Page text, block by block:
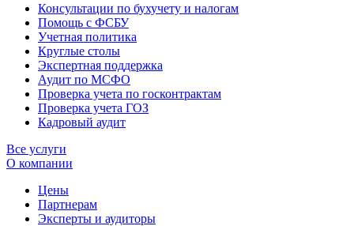
Консультации по бухучету и налогам
Помощь с ФСБУ
Учетная политика
Круглые столы
Экспертная поддержка
Аудит по МСФО
Проверка учета по госконтрактам
Проверка учета ГОЗ
Кадровый аудит
Все услуги
О компании
Цены
Партнерам
Эксперты и аудиторы